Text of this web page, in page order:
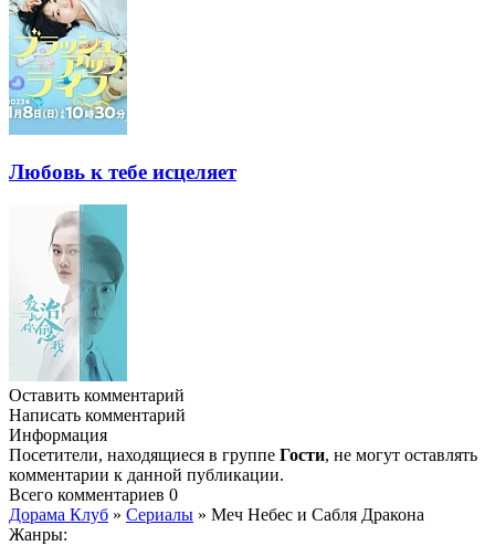
Любовь к тебе исцеляет
Оставить комментарий
Написать комментарий
Информация
Посетители, находящиеся в группе Гости, не могут оставлять
комментарии к данной публикации.
Всего комментариев 0
Дорама Клуб » Сериалы » Меч Небес и Сабля Дракона
Жанры: